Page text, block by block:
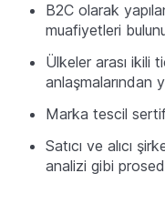
B2C olarak
muafiyetleri
Ülkeler arası ikili
anlaşmalarından
Marka tescil
Satıcı ve alıcı
analizi gibi